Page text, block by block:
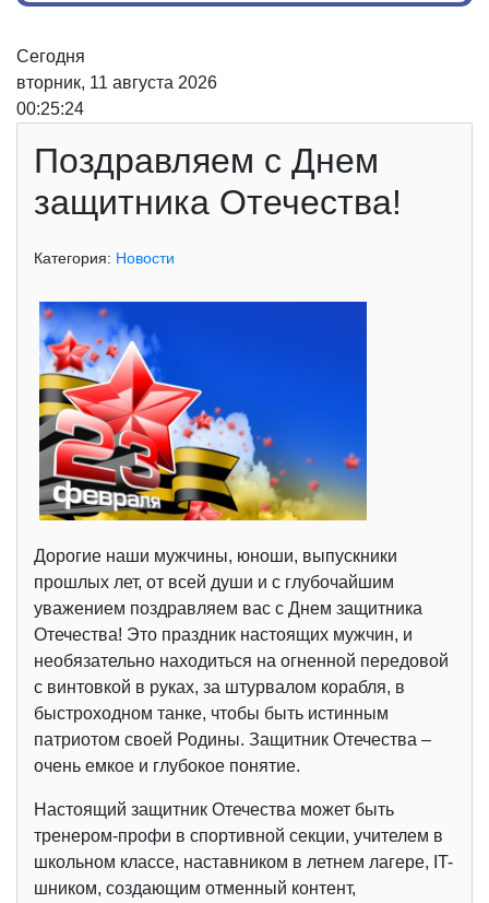
Сегодня
вторник, 11 августа 2026
00:25:24
Поздравляем с Днем
защитника Отечества!
Категория: Новости
Дорогие наши мужчины, юноши, выпускники
прошлых лет, от всей души и с глубочайшим
уважением поздравляем вас с Днем защитника
Отечества! Это праздник настоящих мужчин, и
необязательно находиться на огненной передовой
с винтовкой в руках, за штурвалом корабля, в
быстроходном танке, чтобы быть истинным
патриотом своей Родины. Защитник Отечества –
очень емкое и глубокое понятие.
Настоящий защитник Отечества может быть
тренером-профи в спортивной секции, учителем в
школьном классе, наставником в летнем лагере, IT-
шником, создающим отменный контент,